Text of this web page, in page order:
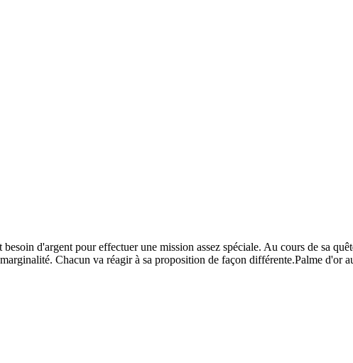
d'argent pour effectuer une mission assez spéciale. Au cours de sa
Chacun va réagir à sa proposition de façon différente.Palme d'or